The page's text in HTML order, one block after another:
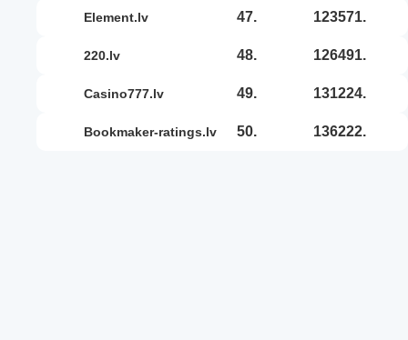
element.lv 47. 123571.
220.lv 48. 126491.
casino777.lv 49. 131224.
bookmaker-ratings.lv 50. 136222.